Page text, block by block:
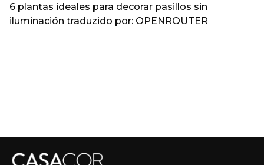
6 plantas ideales para decorar pasillos sin
iluminación traduzido por: OPENROUTER